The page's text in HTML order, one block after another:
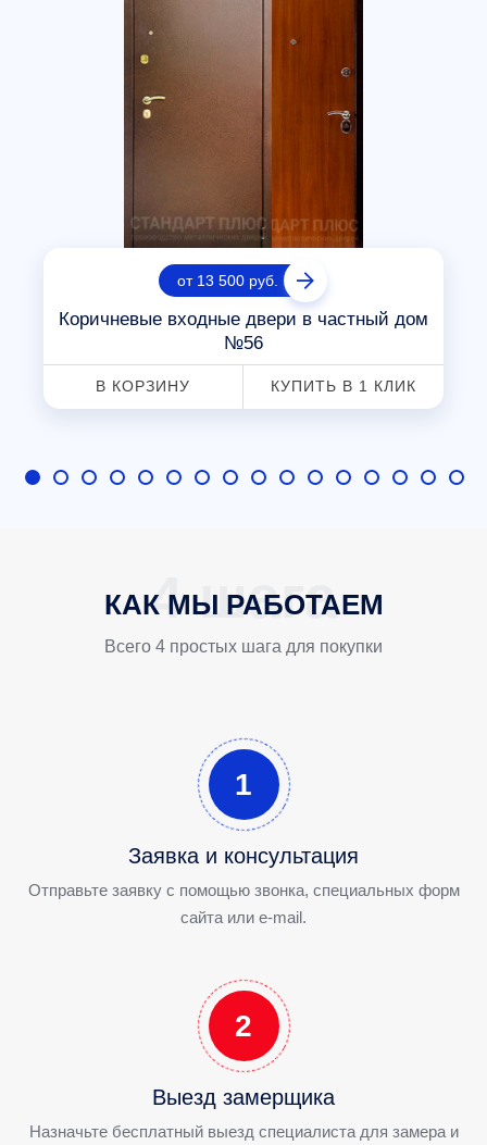
от 13 500 руб.
Коричневые входные двери в частный дом
№56
В КОРЗИНУ КУПИТЬ В 1 КЛИК
КАК МЫ РАБОТАЕМ
Всего 4 простых шага для покупки
1
Заявка и консультация
Отправьте заявку с помощью звонка, специальных форм
сайта или e-mail.
2
Выезд замерщика
Назначьте бесплатный выезд специалиста для замера и